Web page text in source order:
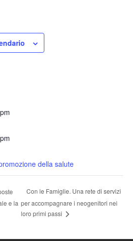
della salute
e la
Con le Famiglie. Una rete di servizi
per accompagnare i neogenitori nei
loro primi passi